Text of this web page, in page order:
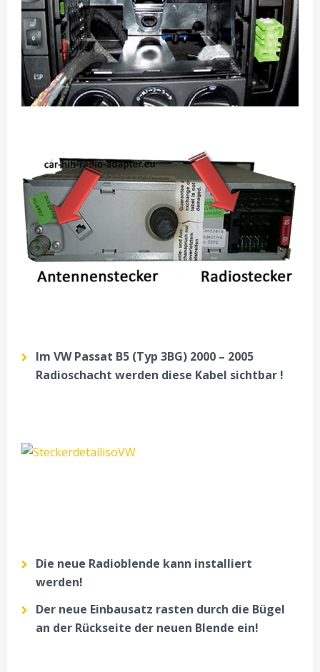
Im VW Passat B5 (Typ 3BG) 2000 – 2005
Radioschacht werden diese Kabel sichtbar !
Die neue Radioblende kann installiert
werden!
Der neue Einbausatz rasten durch die Bügel
an der Rückseite der neuen Blende ein!